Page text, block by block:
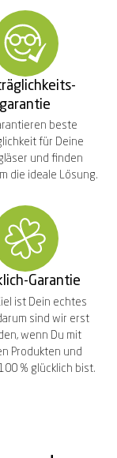
garantie
beste
für Deine
und finden
die ideale Lösung.
Garantie
ist Dein echtes
sind wir erst
wenn Du mit
Produkten und
% glücklich bist.